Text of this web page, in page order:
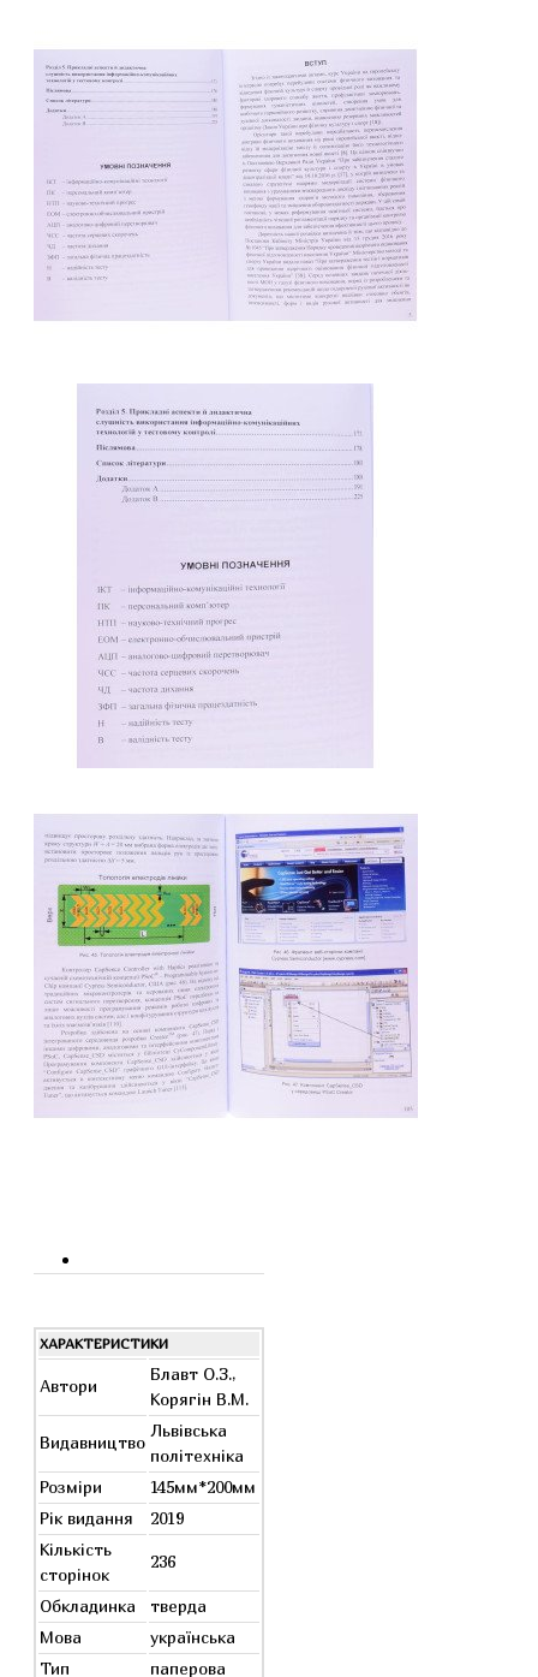
ХАРАКТЕРИСТИКИ
Автори
Блавт О.З.,
Корягін В.М.
Видавництво
Львівська
політехніка
Розміри
145мм*200мм
Рік видання
2019
Кількість
сторінок
236
Обкладинка
тверда
Мова
українська
Тип
паперова